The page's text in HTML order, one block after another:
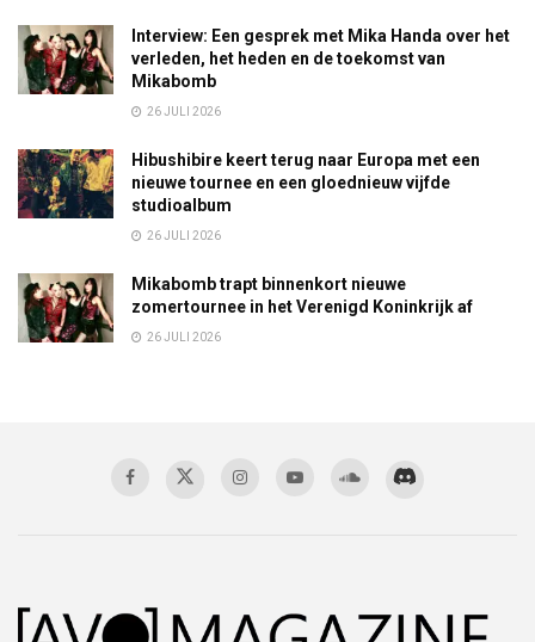
Interview: Een gesprek met Mika Handa over het
verleden, het heden en de toekomst van
Mikabomb
26 JULI 2026
Hibushibire keert terug naar Europa met een
nieuwe tournee en een gloednieuw vijfde
studioalbum
26 JULI 2026
Mikabomb trapt binnenkort nieuwe
zomertournee in het Verenigd Koninkrijk af
26 JULI 2026